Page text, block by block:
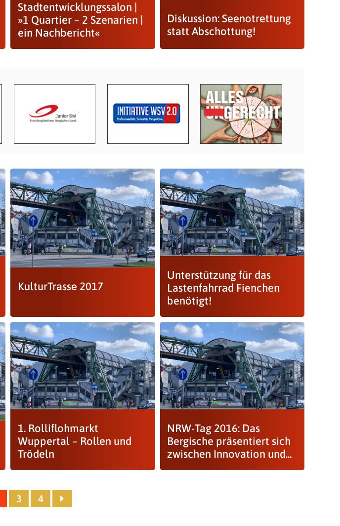
Stadtentwicklungssalon |
»1 Quartier – 2 Szenarien |
ein Nachbericht«
Diskussion: Seenotrettung
statt Abschottung!
KulturTrasse 2017
Unterstützung für das
Lastenfahrrad Fienchen
benötigt!
1. Rolliflohmarkt
Wuppertal – Rollen und
Trödeln
NRW-Tag 2016: Das
Bergische präsentiert sich
zwischen Innovation und...
3 4